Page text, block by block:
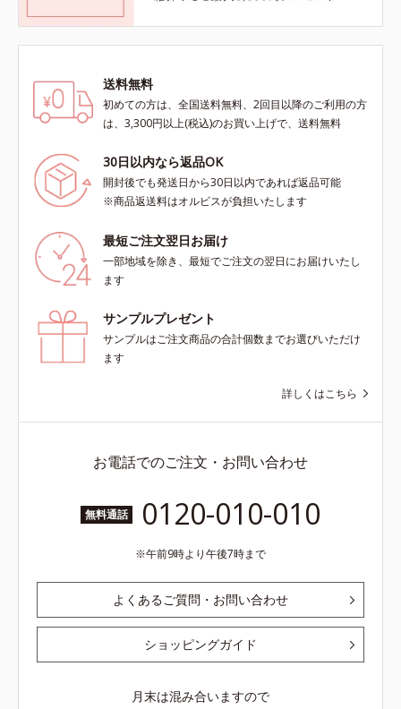
送料無料
初めての方は、全国送料無料、2回目以降のご利用の方
は、3,300円以上(税込)のお買い上げで、送料無料
30日以内なら返品OK
開封後でも発送日から30日以内であれば返品可能
※商品返送料はオルビスが負担いたします
最短ご注文翌日お届け
一部地域を除き、最短でご注文の翌日にお届けいたし
ます
サンプルプレゼント
サンプルはご注文商品の合計個数までお選びいただけ
ます
詳しくはこちら
お電話でのご注文・お問い合わせ
無料通話 0120-010-010
午前9時より午後7時まで
よくあるご質問・お問い合わせ
ショッピングガイド
月末は混み合いますので